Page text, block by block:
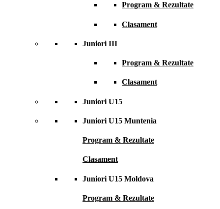
Program & Rezultate
Clasament
Juniori III
Program & Rezultate
Clasament
Juniori U15
Juniori U15 Muntenia
Program & Rezultate
Clasament
Juniori U15 Moldova
Program & Rezultate